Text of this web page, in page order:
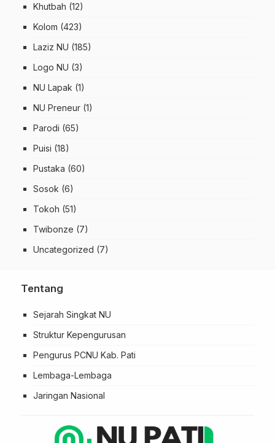
Khutbah (12)
Kolom (423)
Laziz NU (185)
Logo NU (3)
NU Lapak (1)
NU Preneur (1)
Parodi (65)
Puisi (18)
Pustaka (60)
Sosok (6)
Tokoh (51)
Twibonze (7)
Uncategorized (7)
Tentang
Sejarah Singkat NU
Struktur Kepengurusan
Pengurus PCNU Kab. Pati
Lembaga-Lembaga
Jaringan Nasional